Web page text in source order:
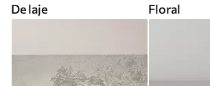
De laje Floral